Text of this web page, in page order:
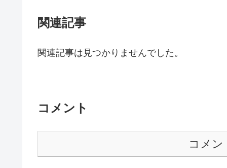
関連記事
関連記事は見つかりませんでした。
コメント
コメン